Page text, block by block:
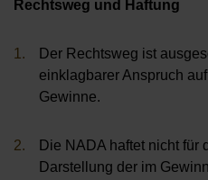
Rechtsweg und Haftung
Der Rechtsweg ist
einklagbarer Anspruch
Gewinne.
Die NADA haftet nicht für
Darstellung der im